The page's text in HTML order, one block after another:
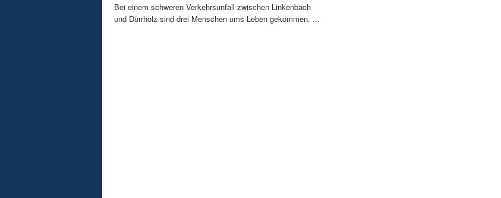
Bei einem schweren Verkehrsunfall zwischen Linkenbach
und Dürrholz sind drei Menschen ums Leben gekommen. ...